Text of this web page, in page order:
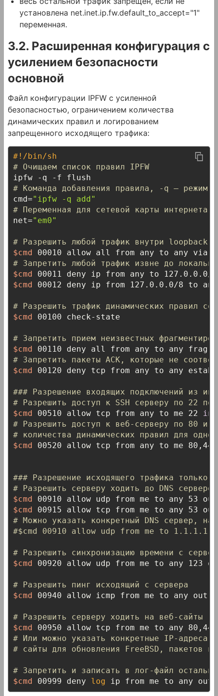
установлена net.inet.ip.fw.default_to_accept="1"
переменная.
3.2. Расширенная конфигурация с
усилением безопасности
основной
Файл конфигурации IPFW с усиленной
безопасностью, ограничением количества
динамических правил и логированием
запрещенного исходящего трафика:
#!/bin/sh
# Очищаем список правил IPFW
# Команда добавления правила, -q — режим
cmd="ipfw -q add"
# Переменная для сетевой карты интернета
net="em0"
# Разрешить любой трафик внутри loopback
$cmd
# Запретить любой трафик извне до
$cmd
$cmd 00012 deny ip from 127.0.0.0/8 to any
# Разрешить трафик динамических правил
$cmd 00100 check-state
# Запретить прием неизвестных
$cmd 00110 deny all from any to any frag
# Запретить пакеты ACK, которые не
$cmd 00120 deny tcp from any to any
### Разрешение входящих подключений из
# Разрешить доступ к SSH серверу по 22
$cmd 00510 allow tcp from any to me 22 in
# Разрешить доступ к веб-серверу по 80 и
# количества динамических правил для
$cmd 00520 allow tcp from any to me
### Разрешение исходящего трафика только
# Разрешить серверу ходить до DNS серверов
$cmd 00910 allow udp from me to any 53
$cmd 00915 allow tcp from me to any 53
# Можно указать конкретный DNS сервер,
#$cmd 00910 allow udp from me to
# Разрешить синхронизацию времени с
$cmd 00920 allow udp from me to any 123
# Разрешить пинг исходящий с сервера
$cmd 00940 allow icmp from me to any out
# Разрешить серверу ходить на веб-сайты
$cmd 00950 allow tcp from me to any
# Или можно указать конкретные IP-адреса
# сайты для обновления FreeBSD, пакетов
# Запретить и записать в лог-файл
$cmd 00999 deny log ip from me to any